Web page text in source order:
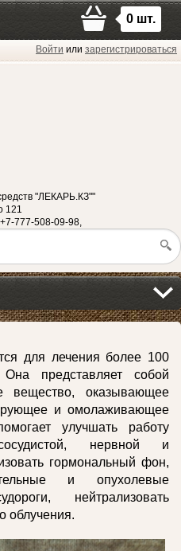
Войти или зарегистрироваться
"ЛЕКАРЬ.КЗ""
121
777-508-09-98,
0 шт.
для лечения более 100
представляет собой
вещество, оказывающее
и омолаживающее
улучшать работу
сосудистой, нервной и
гормональный фон,
и опухолевые
нейтрализовать
облучения.